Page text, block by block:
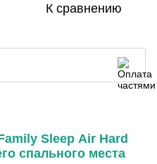
К сравнению
Sleep Air Hard
спального места